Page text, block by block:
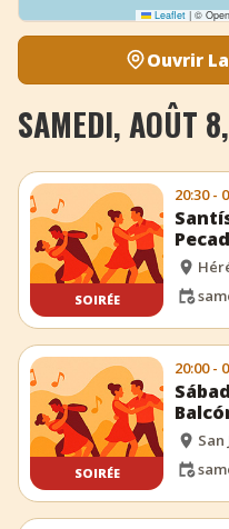
Leaflet | ©
Ouvrir
SAMEDI, AOÛT
SOIRÉE
20:30 -
SOIRÉE
20:00 -
San